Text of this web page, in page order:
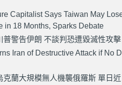
Capitalist Says Taiwan May
in 18 Months, Sparks Debate
普警告伊朗 不談判恐遭毀滅性攻擊
Iran of Destructive Attack if No
克蘭大規模無人機襲俄羅斯 單日